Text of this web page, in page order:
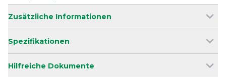
Zusätzliche Informationen
Spezifikationen
Hilfreiche Dokumente